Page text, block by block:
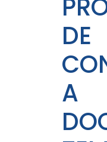
DE
A